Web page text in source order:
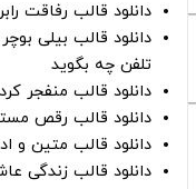
دانلود قالب رفاقت
دانلود قالب بیلی
تلفن چه بگوید
دانلود قالب منفجر
دانلود قالب رقص
دانلود قالب متین و
دانلود قالب زندگی